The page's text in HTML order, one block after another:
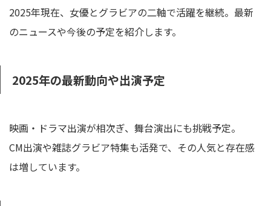
2025年現在、女優とグラビアの二軸で活躍を継続。最新
のニュースや今後の予定を紹介します。
2025年の最新動向や出演予定
映画・ドラマ出演が相次ぎ、舞台演出にも挑戦予定。
CM出演や雑誌グラビア特集も活発で、その人気と存在感
は増しています。